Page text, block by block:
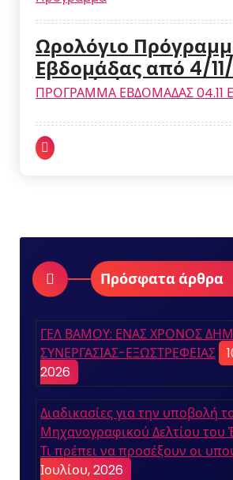
Ωρολόγιο
Εβδομάδας από 4/
έως 8/11/2024
ΠΡΟΓΡΑΜΜΑ ΕΒΔΟΜΑΔΑΣ 04.11
Πρόσφατα άρθρα
ΓΕΛ ΒΑΜΟΥ: ΕΝΑΣ ΧΡΟΝΟΣ
ΣΥΝΕΡΓΑΣΙΑΣ-ΕΞΩΣΤΡΕΦΕΙΑΣ
2026
Διαδικασίες για την υποβολή
Μηχανογραφικού Δελτίου του
Τι πρέπει να προσέξουν οι
Ιουλίου, 2026